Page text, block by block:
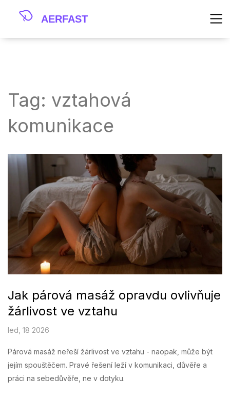
Tag: vztahová
komunikace
Jak párová masáž opravdu ovlivňuje
žárlivost ve vztahu
led, 18 2026
Párová masáž neřeší žárlivost ve vztahu - naopak, může být
jejím spouštěčem. Pravé řešení leží v komunikaci, důvěře a
práci na sebedůvěře, ne v dotyku.